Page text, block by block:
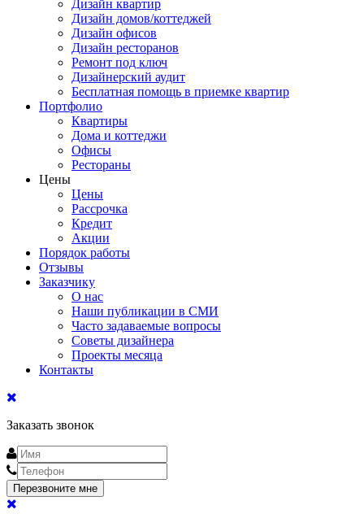
Дизайн квартир
Дизайн домов/коттеджей
Дизайн офисов
Дизайн ресторанов
Ремонт под ключ
Дизайнерский аудит
Бесплатная помощь в приемке квартир
Портфолио
Квартиры
Дома и коттеджи
Офисы
Рестораны
Цены
Цены
Рассрочка
Кредит
Акции
Порядок работы
Отзывы
Заказчику
О нас
Наши публикации в СМИ
Часто задаваемые вопросы
Советы дизайнера
Проекты месяца
Контакты
Заказать звонок